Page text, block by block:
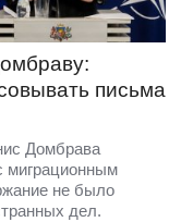
письма
Домбрава
миграционным
не было
дел.